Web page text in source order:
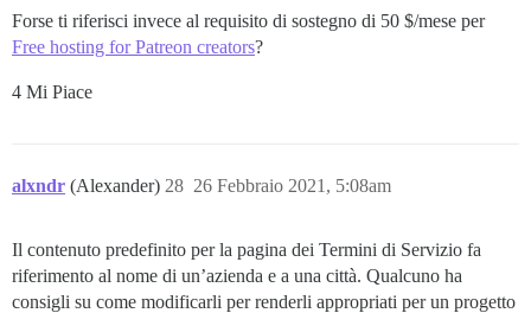
Forse ti riferisci invece al requisito di sostegno di 50 $/mese per
Free hosting for Patreon creators?
4 Mi Piace
alxndr (Alexander) 26 Febbraio 2021, 5:08am
28
Il contenuto predefinito per la pagina dei Termini di Servizio fa
riferimento al nome di un’azienda e a una città. Qualcuno ha
consigli su come modificarli per renderli appropriati per un progetto